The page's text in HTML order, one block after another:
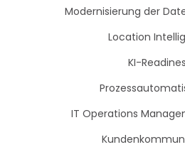
Modernisierung der
Location
KI-
IT Operations